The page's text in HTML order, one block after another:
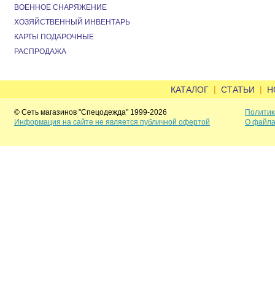
ВОЕННОЕ СНАРЯЖЕНИЕ
ХОЗЯЙСТВЕННЫЙ ИНВЕНТАРЬ
КАРТЫ ПОДАРОЧНЫЕ
РАСПРОДАЖА
КАТАЛОГ | СТАТЬИ |
© Сеть магазинов "Спецодежда" 1999-2026
Информация на сайте не является публичной офертой
О